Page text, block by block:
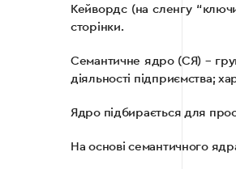
Кейвордс (на сленгу
сторінки.
Семантичне ядро ​​(СЯ) –
діяльності підприємства;
Ядро підбирається для
На основі семантичного